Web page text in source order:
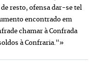
resto, ofensa dar-se tel
encontrado em
chamar à Confrada
à Confraria."»